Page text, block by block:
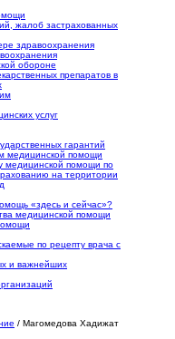
жалоб застрахованных
здравоохранения
обороне
препаратов в
услуг
гарантий
медицинской помощи
медицинской помощи по
на территории
«здесь и сейчас»?
медицинской помощи
по рецепту врача с
и важнейших
/ Магомедова Хадижат